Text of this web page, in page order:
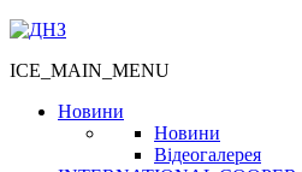
ICE_MAIN_MENU
Новини
Новини
Відеогалерея